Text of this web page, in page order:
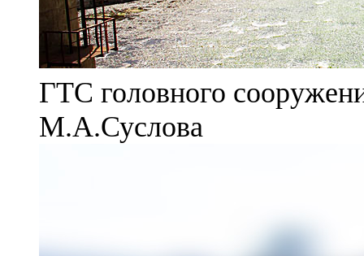
ГТС головного
М.А.Суслова